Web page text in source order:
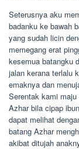
Seterusnya aku
badanku ke bawah
yang sudah licin
memegang erat
kesemua batangku
jalan kerana terlalu
emaknya dan
Serentak kami
Azhar bila cipap
dapat melihat
batang Azhar
akibat ditujah